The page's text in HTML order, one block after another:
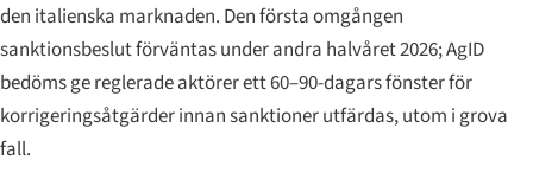
den italienska marknaden. Den första omgången
sanktionsbeslut förväntas under andra halvåret 2026; AgID
bedöms ge reglerade aktörer ett 60–90-dagars fönster för
korrigeringsåtgärder innan sanktioner utfärdas, utom i grova
fall.